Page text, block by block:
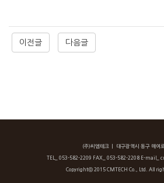
이전글 다음글
(주)씨엠테크 ㅣ 대구광역시 동구 매여
TEL_ 053-582-2209 FAX_ 053-582-2208 E-mail_
Copyrightⓒ 2015 CMTECH Co., Ltd. All